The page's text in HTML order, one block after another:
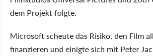
dem Projekt folgte.
Microsoft scheute das Risiko, den Film
finanzieren und einigte sich mit Peter